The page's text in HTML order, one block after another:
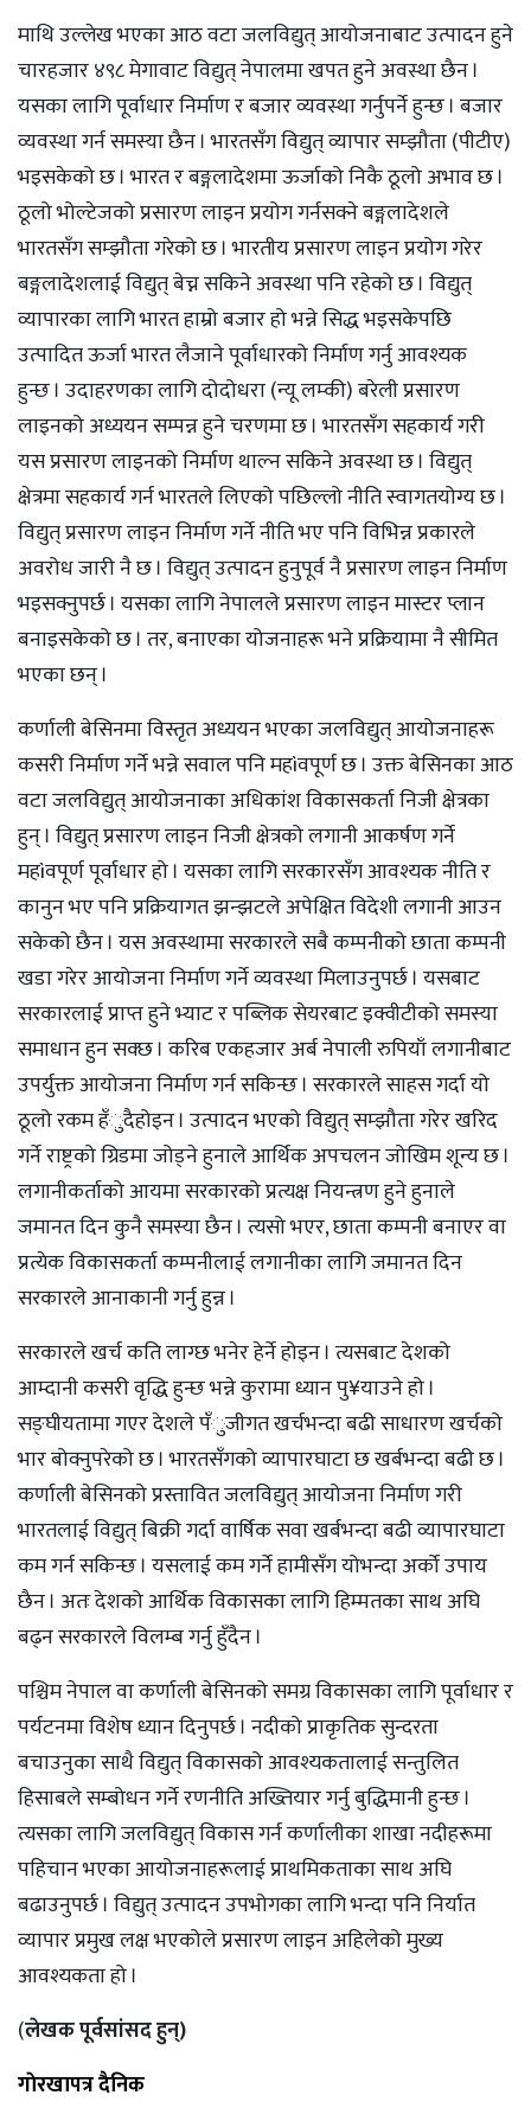
माथि उल्लेख भएका आठ वटा जलविद्युत् आयोजनाबाट उत्पादन हुने
चारहजार ४९८ मेगावाट विद्युत् नेपालमा खपत हुने अवस्था छैन ।
यसका लागि पूर्वाधार निर्माण र बजार व्यवस्था गर्नुपर्ने हुन्छ । बजार
व्यवस्था गर्न समस्या छैन । भारतसँग विद्युत् व्यापार सम्झौता (पीटीए)
भइसकेको छ । भारत र बङ्गलादेशमा ऊर्जाको निकै ठूलो अभाव छ ।
ठूलो भोल्टेजको प्रसारण लाइन प्रयोग गर्नसक्ने बङ्गलादेशले
भारतसँग सम्झौता गरेको छ । भारतीय प्रसारण लाइन प्रयोग गरेर
बङ्गलादेशलाई विद्युत् बेच्न सकिने अवस्था पनि रहेको छ । विद्युत्
व्यापारका लागि भारत हाम्रो बजार हो भन्ने सिद्ध भइसकेपछि
उत्पादित ऊर्जा भारत लैजाने पूर्वाधारको निर्माण गर्नु आवश्यक
हुन्छ । उदाहरणका लागि दोदोधरा (न्यू लम्की) बरेली प्रसारण
लाइनको अध्ययन सम्पन्न हुने चरणमा छ । भारतसँग सहकार्य गरी
यस प्रसारण लाइनको निर्माण थाल्न सकिने अवस्था छ । विद्युत्
क्षेत्रमा सहकार्य गर्न भारतले लिएको पछिल्लो नीति स्वागतयोग्य छ ।
विद्युत् प्रसारण लाइन निर्माण गर्ने नीति भए पनि विभिन्न प्रकारले
अवरोध जारी नै छ । विद्युत् उत्पादन हुनुपूर्व नै प्रसारण लाइन निर्माण
भइसक्नुपर्छ । यसका लागि नेपालले प्रसारण लाइन मास्टर प्लान
बनाइसकेको छ । तर, बनाएका योजनाहरू भने प्रक्रियामा नै सीमित
भएका छन् ।
कर्णाली बेसिनमा विस्तृत अध्ययन भएका जलविद्युत् आयोजनाहरू
कसरी निर्माण गर्ने भन्ने सवाल पनि महìवपूर्ण छ । उक्त बेसिनका आठ
वटा जलविद्युत् आयोजनाका अधिकांश विकासकर्ता निजी क्षेत्रका
हुन् । विद्युत् प्रसारण लाइन निजी क्षेत्रको लगानी आकर्षण गर्ने
महìवपूर्ण पूर्वाधार हो । यसका लागि सरकारसँग आवश्यक नीति र
कानुन भए पनि प्रक्रियागत झन्झटले अपेक्षित विदेशी लगानी आउन
सकेको छैन । यस अवस्थामा सरकारले सबै कम्पनीको छाता कम्पनी
खडा गरेर आयोजना निर्माण गर्ने व्यवस्था मिलाउनुपर्छ । यसबाट
सरकारलाई प्राप्त हुने भ्याट र पब्लिक सेयरबाट इक्वीटीको समस्या
समाधान हुन सक्छ । करिब एकहजार अर्ब नेपाली रुपियाँ लगानीबाट
उपर्युक्त आयोजना निर्माण गर्न सकिन्छ । सरकारले साहस गर्दा यो
ठूलो रकम हँुदैहोइन । उत्पादन भएको विद्युत् सम्झौता गरेर खरिद
गर्ने राष्ट्रको ग्रिडमा जोड्ने हुनाले आर्थिक अपचलन जोखिम शून्य छ ।
लगानीकर्ताको आयमा सरकारको प्रत्यक्ष नियन्त्रण हुने हुनाले
जमानत दिन कुनै समस्या छैन । त्यसो भएर, छाता कम्पनी बनाएर वा
प्रत्येक विकासकर्ता कम्पनीलाई लगानीका लागि जमानत दिन
सरकारले आनाकानी गर्नु हुन्न ।
सरकारले खर्च कति लाग्छ भनेर हेर्ने होइन । त्यसबाट देशको
आम्दानी कसरी वृद्धि हुन्छ भन्ने कुरामा ध्यान पु¥याउने हो ।
सङ्घीयतामा गएर देशले पँुजीगत खर्चभन्दा बढी साधारण खर्चको
भार बोक्नुपरेको छ । भारतसँगको व्यापारघाटा छ खर्बभन्दा बढी छ ।
कर्णाली बेसिनको प्रस्तावित जलविद्युत् आयोजना निर्माण गरी
भारतलाई विद्युत् बिक्री गर्दा वार्षिक सवा खर्बभन्दा बढी व्यापारघाटा
कम गर्न सकिन्छ । यसलाई कम गर्ने हामीसँग योभन्दा अर्को उपाय
छैन । अतः देशको आर्थिक विकासका लागि हिम्मतका साथ अघि
बढ्न सरकारले विलम्ब गर्नु हुँदैन ।
पश्चिम नेपाल वा कर्णाली बेसिनको समग्र विकासका लागि पूर्वाधार र
पर्यटनमा विशेष ध्यान दिनुपर्छ । नदीको प्राकृतिक सुन्दरता
बचाउनुका साथै विद्युत् विकासको आवश्यकतालाई सन्तुलित
हिसाबले सम्बोधन गर्ने रणनीति अख्तियार गर्नु बुद्धिमानी हुन्छ ।
त्यसका लागि जलविद्युत् विकास गर्न कर्णालीका शाखा नदीहरूमा
पहिचान भएका आयोजनाहरूलाई प्राथमिकताका साथ अघि
बढाउनुपर्छ । विद्युत् उत्पादन उपभोगका लागि भन्दा पनि निर्यात
व्यापार प्रमुख लक्ष भएकोले प्रसारण लाइन अहिलेको मुख्य
आवश्यकता हो ।
(लेखक पूर्वसांसद हुन्)
गाेरखापत्र दैनिक